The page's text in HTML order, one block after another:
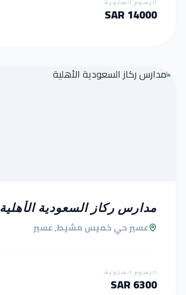
الرسوم السنوية
14000 SAR
مدارس ركاز السعودية الأهلية
عسير حي خميس مشيط, عسير
الرسوم السنوية
6300 SAR